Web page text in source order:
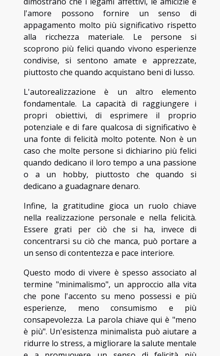
l'amore possono fornire un senso di
appagamento molto più significativo rispetto
alla ricchezza materiale. Le persone si
scoprono più felici quando vivono esperienze
condivise, si sentono amate e apprezzate,
piuttosto che quando acquistano beni di lusso.
L'autorealizzazione è un altro elemento
fondamentale. La capacità di raggiungere i
propri obiettivi, di esprimere il proprio
potenziale e di fare qualcosa di significativo è
una fonte di felicità molto potente. Non è un
caso che molte persone si dichiarino più felici
quando dedicano il loro tempo a una passione
o a un hobby, piuttosto che quando si
dedicano a guadagnare denaro.
Infine, la gratitudine gioca un ruolo chiave
nella realizzazione personale e nella felicità.
Essere grati per ciò che si ha, invece di
concentrarsi su ciò che manca, può portare a
un senso di contentezza e pace interiore.
Questo modo di vivere è spesso associato al
termine "minimalismo", un approccio alla vita
che pone l'accento su meno possessi e più
esperienze, meno consumismo e più
consapevolezza. La parola chiave qui è "meno
è più". Un'esistenza minimalista può aiutare a
ridurre lo stress, a migliorare la salute mentale